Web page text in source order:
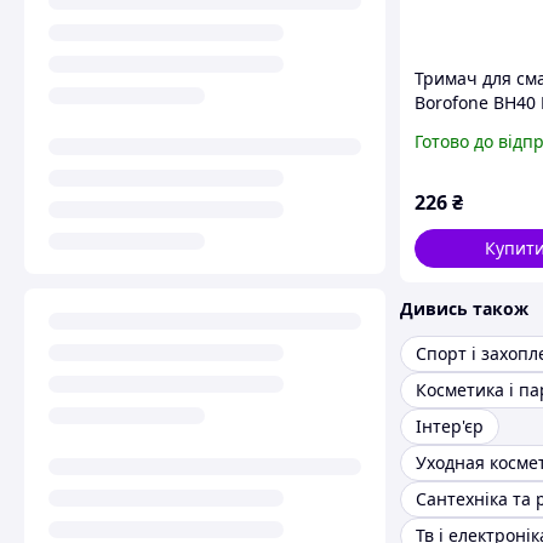
Тримач для
Borofone BH40
пристрою
Готово до
226₴
Купити
Дивись також
Спорт і
Інтер'єр
Уходная
Сантехніка та
Тв і